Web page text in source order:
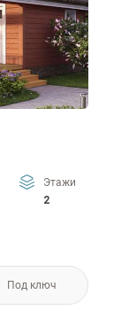
Этажи
2
Под ключ